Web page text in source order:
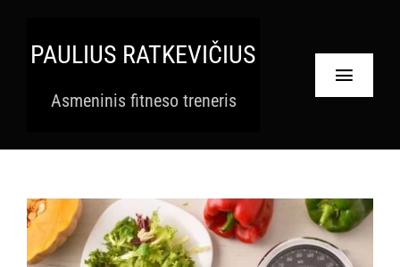
contentPAULIUS RATKEVIČIUS
Asmeninis fitneso treneris
Toggle
Apie